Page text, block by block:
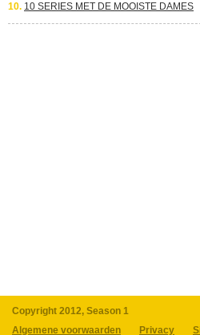
10. 10 SERIES MET DE MOOISTE DAMES
Copyright 2012, Season 1
Algemene voorwaarden
Privacy